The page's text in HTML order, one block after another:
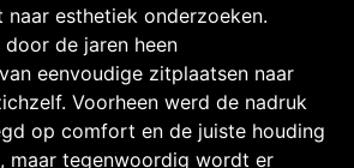
esthetiek onderzoeken.
de jaren heen
eenvoudige zitplaatsen naar
Voorheen werd de nadruk
op comfort en de juiste houding
maar tegenwoordig wordt er